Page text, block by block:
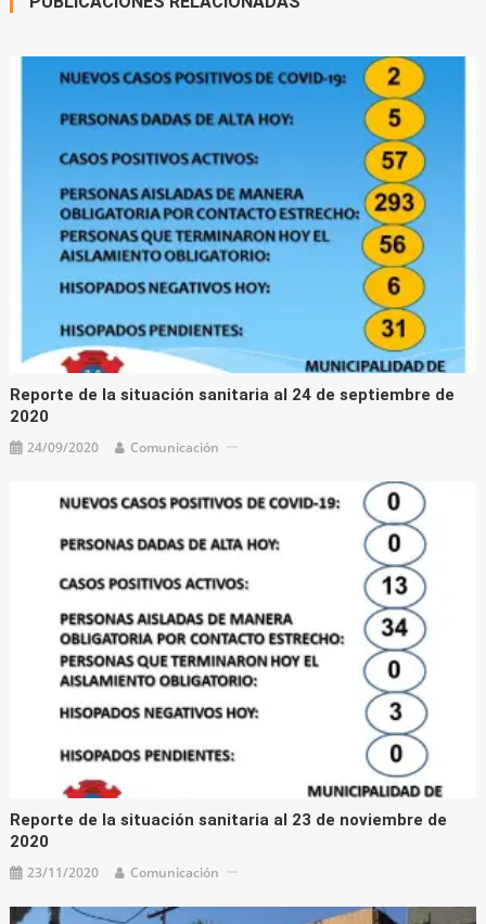
Reporte de la situación sanitaria al 24 de septiembre de
2020
24/09/2020 Comunicación
Reporte de la situación sanitaria al 23 de noviembre de
2020
23/11/2020 Comunicación